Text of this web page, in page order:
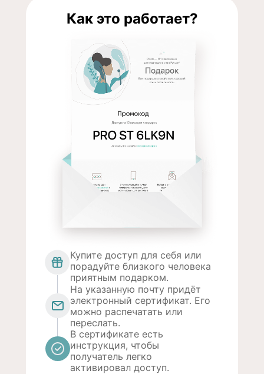
Как это работает?
Купите доступ для себя или
порадуйте близкого человека
приятным подарком.
На указанную почту придёт
электронный сертификат. Его
можно распечатать или
переслать.
В сертификате есть
инструкция, чтобы
получатель легко
активировал доступ.